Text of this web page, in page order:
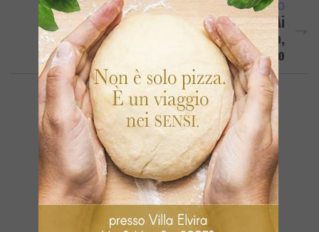
ARTICOLO SUCCESSIVO
POZZUOLI/ Spacciava Droga Mentre Era Ai
Domiciliari: Arrestato Marco Izzo,
Fedelissimo Del Pentito Alfano